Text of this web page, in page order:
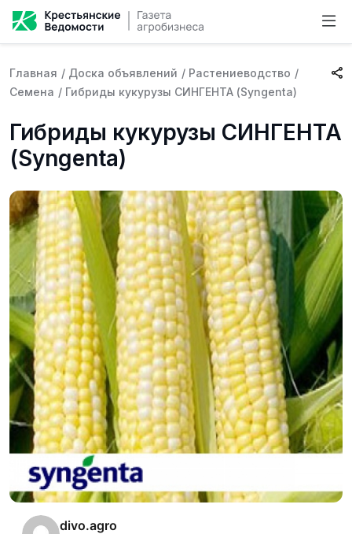
Главная / Доска объявлений / Растениеводство /
Семена / Гибриды кукурузы СИНГЕНТА (Syngenta)
Гибриды кукурузы СИНГЕНТА
(Syngenta)
divo.agro